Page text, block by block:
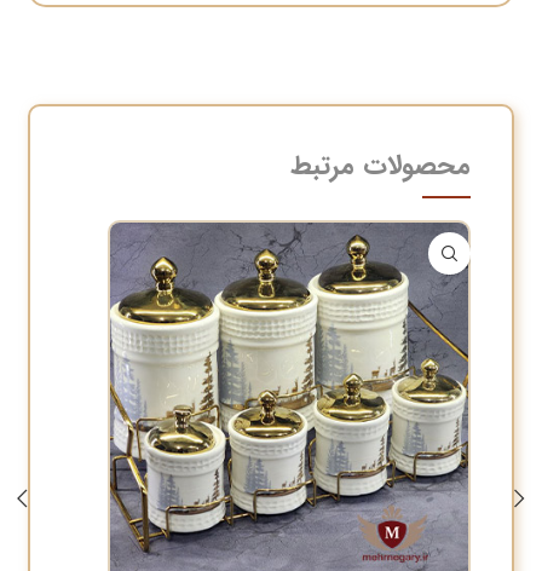
محصولات مرتبط